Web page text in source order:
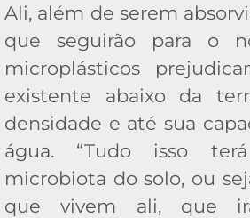
Ali, além de serem
que seguirão para o
microplásticos
existente abaixo da
densidade e até sua
água. “Tudo isso
microbiota do solo, ou
que vivem ali, que